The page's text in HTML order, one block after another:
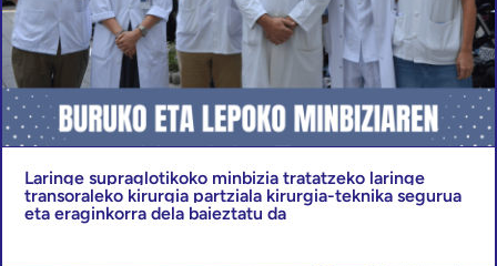
Laringe supraglotikoko minbizia tratatzeko laringe
transoraleko kirurgia partziala kirurgia-teknika segurua
eta eraginkorra dela baieztatu da